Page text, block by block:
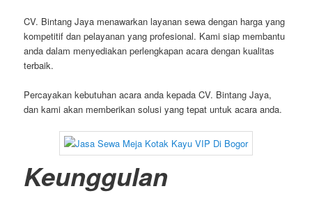
CV. Bintang Jaya menawarkan layanan sewa dengan harga yang
kompetitif dan pelayanan yang profesional. Kami siap membantu
anda dalam menyediakan perlengkapan acara dengan kualitas
terbaik.
Percayakan kebutuhan acara anda kepada CV. Bintang Jaya,
dan kami akan memberikan solusi yang tepat untuk acara anda.
Keunggulan